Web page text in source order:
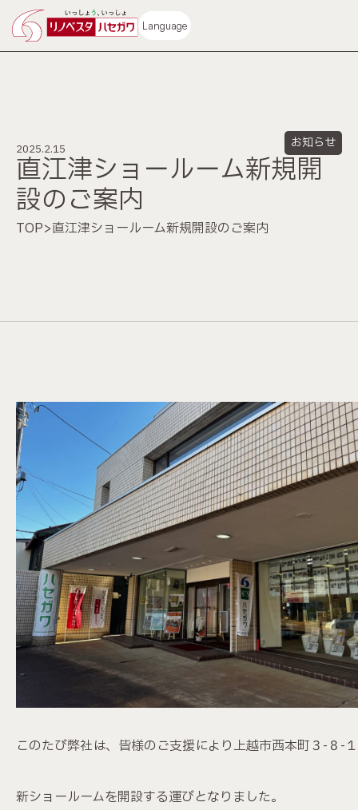
ホーム
コンセプト
施工事例
イベント情報
お知らせ
〒943-0173 新潟県上越市富岡539-7
Language
2025.2.15 お知らせ
直江津ショールーム新規開
設のご案内
TOP>直江津ショールーム新規開設のご案内
このたび弊社は、皆様のご支援により上越市西本町３-８-
新ショールームを開設する運びとなりました。